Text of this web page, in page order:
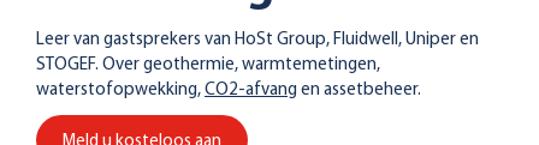
Leer van gastsprekers van HoSt Group, Fluidwell, Uniper en
STOGEF. Over geothermie, warmtemetingen,
waterstofopwekking, CO2-afvang en assetbeheer.